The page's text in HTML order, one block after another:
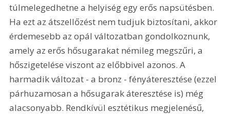
túlmelegedhetne a helyiség egy erős napsütésben.
Ha ezt az átszellőzést nem tudjuk biztosítani, akkor
érdemesebb az opál változatban gondolkoznunk,
amely az erős hősugarakat némileg megszűri, a
hőszigetelése viszont az előbbivel azonos. A
harmadik változat - a bronz - fényáteresztése (ezzel
párhuzamosan a hősugarak áteresztése is) még
alacsonyabb. Rendkívül esztétikus megjelenésű,